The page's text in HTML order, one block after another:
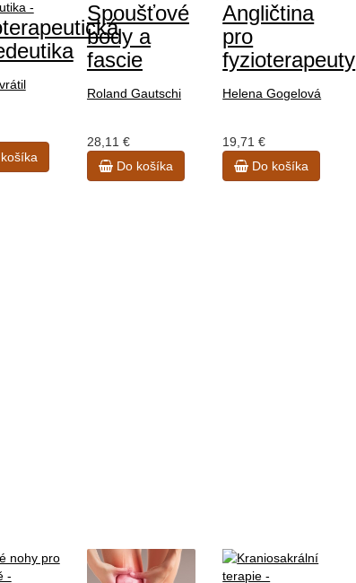
Spoušťové
body a
fascie
Roland Gautschi
28,11 €
Do košíka
Angličtina
pro
fyzioterapeuty
Helena Gogelová
19,71 €
Do košíka